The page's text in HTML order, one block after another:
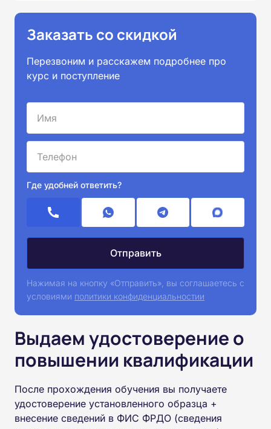
Заказать со скидкой
Перезвоним и расскажем подробнее про
курс и поступление
Где удобней ответить?
Нажимая на кнопку «Отправить», вы соглашаетесь с
условиями политики конфиденциальностии
Выдаем удостоверение о
повышении квалификации
После прохождения обучения вы получаете
удостоверение установленного образца +
внесение сведений в ФИС ФРДО (сведения